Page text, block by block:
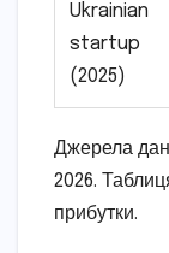
Ukrainian
startup
(2025)
Джерела
2026.
прибутки.